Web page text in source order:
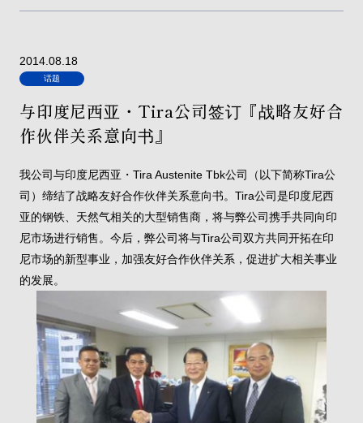
2014.08.18
话题
与印度尼西亚・Tira公司签订『战略友好合
作伙伴关系意向书』
我公司与印度尼西亚・Tira Austenite Tbk公司（以下简称Tira公
司）缔结了战略友好合作伙伴关系意向书。Tira公司是印度尼西
亚的钢铁、天然气相关的大型销售商，将与弊公司携手共同向印
尼市场进行销售。今后，弊公司将与Tira公司双方共同开拓在印
尼市场的新型事业，加强友好合作伙伴关系，促进扩大相关事业
的发展。